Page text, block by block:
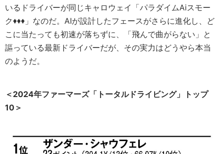
いるドライバーが同じキャロウェイ「パラダイムAiスモー
ク♦♦♦」なのだ。AIが設計したフェースがさらに進化し、ど
こに当たっても初速が落ちずに、「飛んで曲がらない」と
謳っている最新ドライバーだが、その実力はどうやら本当
のようだ。
＜2024年ファーマーズ「トータルドライビング」トップ
10＞